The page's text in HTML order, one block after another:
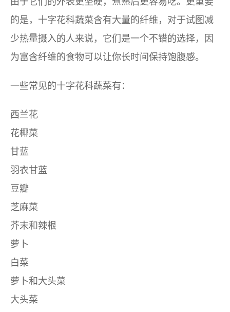
的是，十字花科蔬菜含有大量的纤维，对于试图减
少热量摄入的人来说，它们是一个不错的选择，因
为富含纤维的食物可以让你长时间保持饱腹感。
一些常见的十字花科蔬菜有：
西兰花
花椰菜
甘蓝
羽衣甘蓝
豆瓣
芝麻菜
芥末和辣根
萝卜
白菜
萝卜和大头菜
大头菜